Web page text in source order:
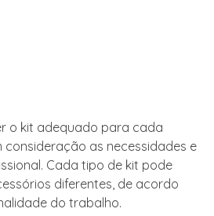
o kit adequado para cada
consideração as necessidades e
Cada tipo de kit pode
diferentes, de acordo
do trabalho.